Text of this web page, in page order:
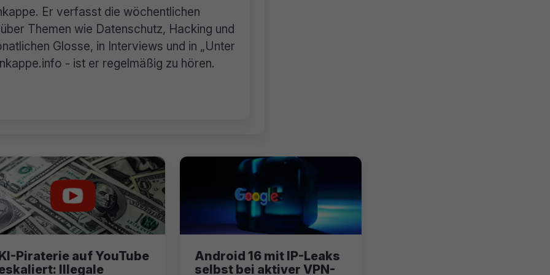
Er verfasst die wöchentlichen
Themen wie Datenschutz, Hacking und
Glosse, in Interviews und in „Unter
- ist er regelmäßig zu hören.
Piraterie auf YouTube
Illegale
Android 16 mit IP-Leaks
selbst bei aktiver VPN-